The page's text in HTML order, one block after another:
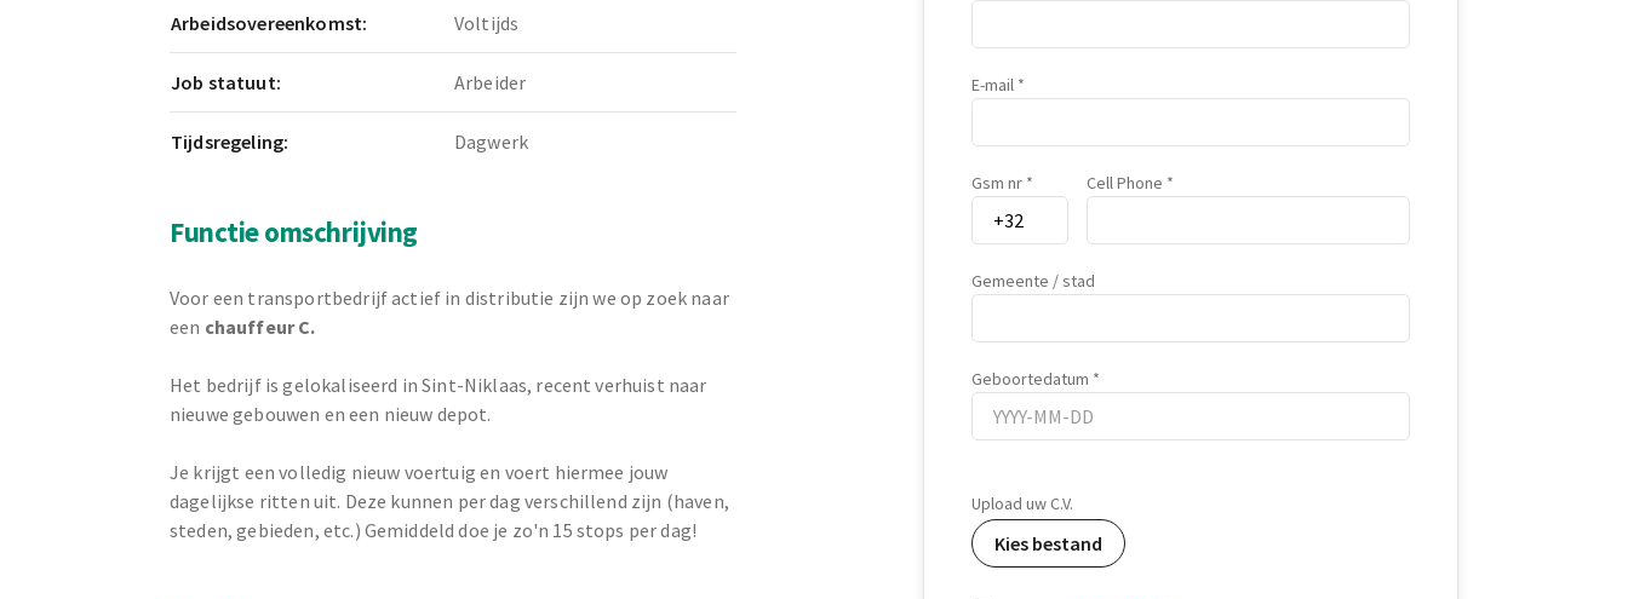
Arbeidsovereenkomst: Voltijds
Job statuut: Arbeider
Tijdsregeling: Dagwerk
Functie omschrijving
Voor een transportbedrijf actief in distributie zijn we op zoek naar
een chauffeur C.
Het bedrijf is gelokaliseerd in Sint-Niklaas, recent verhuist naar
nieuwe gebouwen en een nieuw depot.
Je krijgt een volledig nieuw voertuig en voert hiermee jouw
dagelijkse ritten uit. Deze kunnen per dag verschillend zijn (haven,
steden, gebieden, etc.) Gemiddeld doe je zo'n 15 stops per dag!
E-mail
Gsm nr Cell Phone
Gemeente / stad
Geboortedatum
Upload uw C.V.
Kies bestand